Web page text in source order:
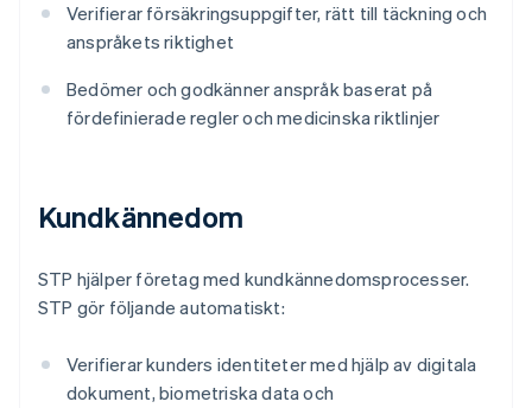
Verifierar försäkringsuppgifter, rätt till täckning och
anspråkets riktighet
Bedömer och godkänner anspråk baserat på
fördefinierade regler och medicinska riktlinjer
Kundkännedom
STP hjälper företag med kundkännedomsprocesser.
STP gör följande automatiskt:
Verifierar kunders identiteter med hjälp av digitala
dokument, biometriska data och